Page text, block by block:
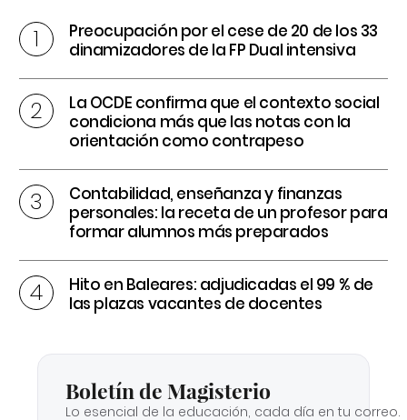
Preocupación por el cese de 20 de los 33
dinamizadores de la FP Dual intensiva
La OCDE confirma que el contexto social
condiciona más que las notas con la
orientación como contrapeso
Contabilidad, enseñanza y finanzas
personales: la receta de un profesor para
formar alumnos más preparados
Hito en Baleares: adjudicadas el 99 % de
las plazas vacantes de docentes
Boletín de Magisterio
Lo esencial de la educación, cada día en tu correo.